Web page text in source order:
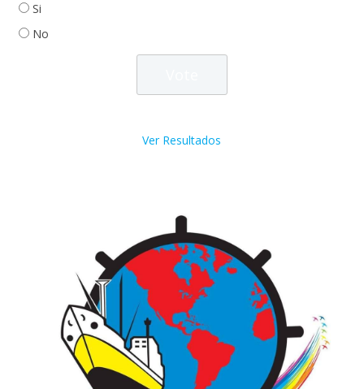
Si
No
Ver Resultados